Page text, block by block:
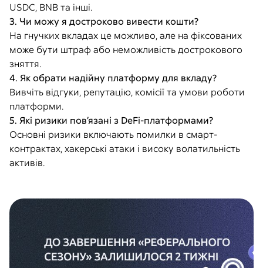
USDC, BNB та інші.
3. Чи можу я достроково вивести кошти?
На гнучких вкладах це можливо, але на фіксованих
може бути штраф або неможливість дострокового
зняття.
4. Як обрати надійну платформу для вкладу?
Вивчіть відгуки, репутацію, комісії та умови роботи
платформи.
5. Які ризики пов’язані з DeFi-платформами?
Основні ризики включають помилки в смарт-
контрактах, хакерські атаки і високу волатильність
активів.